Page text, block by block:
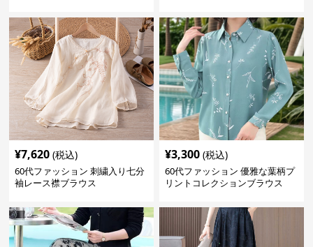
¥7,620 (税込)
60代ファッション 刺繍入り七分
袖レース襟ブラウス
¥3,300 (税込)
60代ファッション 優雅な葉柄プ
リントコレクションブラウス